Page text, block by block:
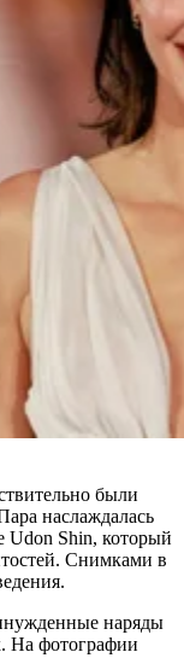
были
наслаждалась
Udon Shin, который
Снимками в
наряды
На фотографии